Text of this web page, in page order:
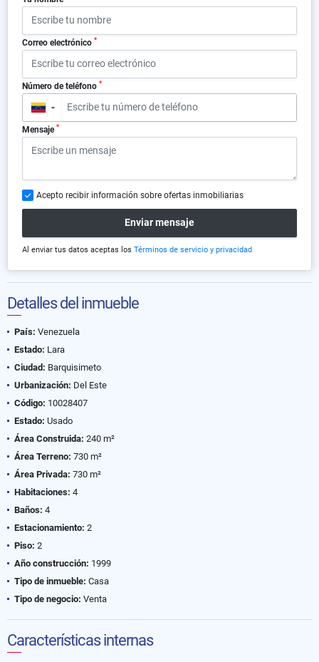
Correo electrónico *
Número de teléfono *
▼
Mensaje *
Acepto recibir información sobre ofertas inmobiliarias
Enviar mensaje
Al enviar tus datos aceptas los Términos de servicio y privacidad
Detalles del inmueble
País: Venezuela
Estado: Lara
Ciudad: Barquisimeto
Urbanización: Del Este
Código: 10028407
Estado: Usado
Área Construida: 240 m²
Área Terreno: 730 m²
Área Privada: 730 m²
Habitaciones: 4
Baños: 4
Estacionamiento: 2
Piso: 2
Año construcción: 1999
Tipo de inmueble: Casa
Tipo de negocio: Venta
Características internas